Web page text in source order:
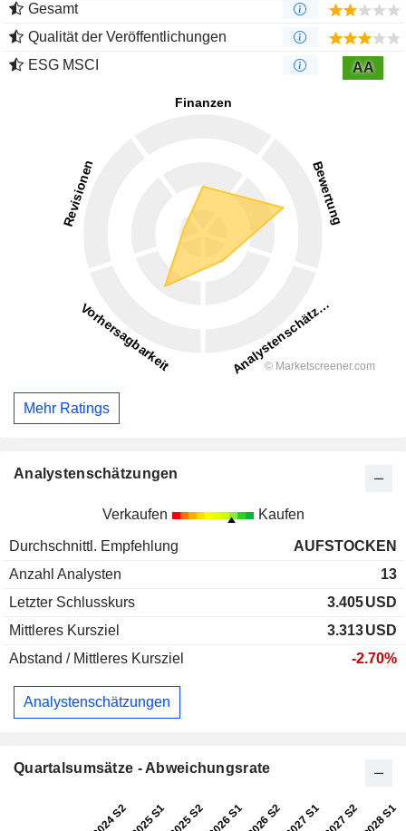
Gesamt
Qualität der Veröffentlichungen
ESG MSCI
AA
Mehr Ratings
Analystenschätzungen
Verkaufen Kaufen
Durchschnittl. Empfehlung
AUFSTOCKEN
Anzahl Analysten
13
Letzter Schlusskurs
3.405USD
Mittleres Kursziel
3.313USD
Abstand / Mittleres Kursziel
-2.70%
Analystenschätzungen
Quartalsumsätze - Abweichungsrate